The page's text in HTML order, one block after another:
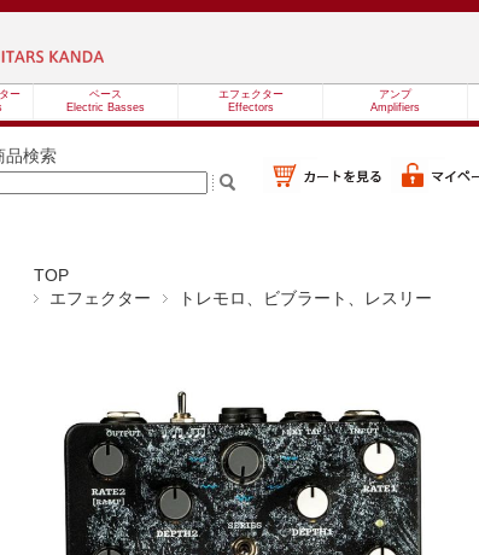
ー
ベース
Electric Basses
エフェクター
Effectors
アンプ
Amplifiers
品検索
TOP
エフェクター
トレモロ、ビブラート、レスリー